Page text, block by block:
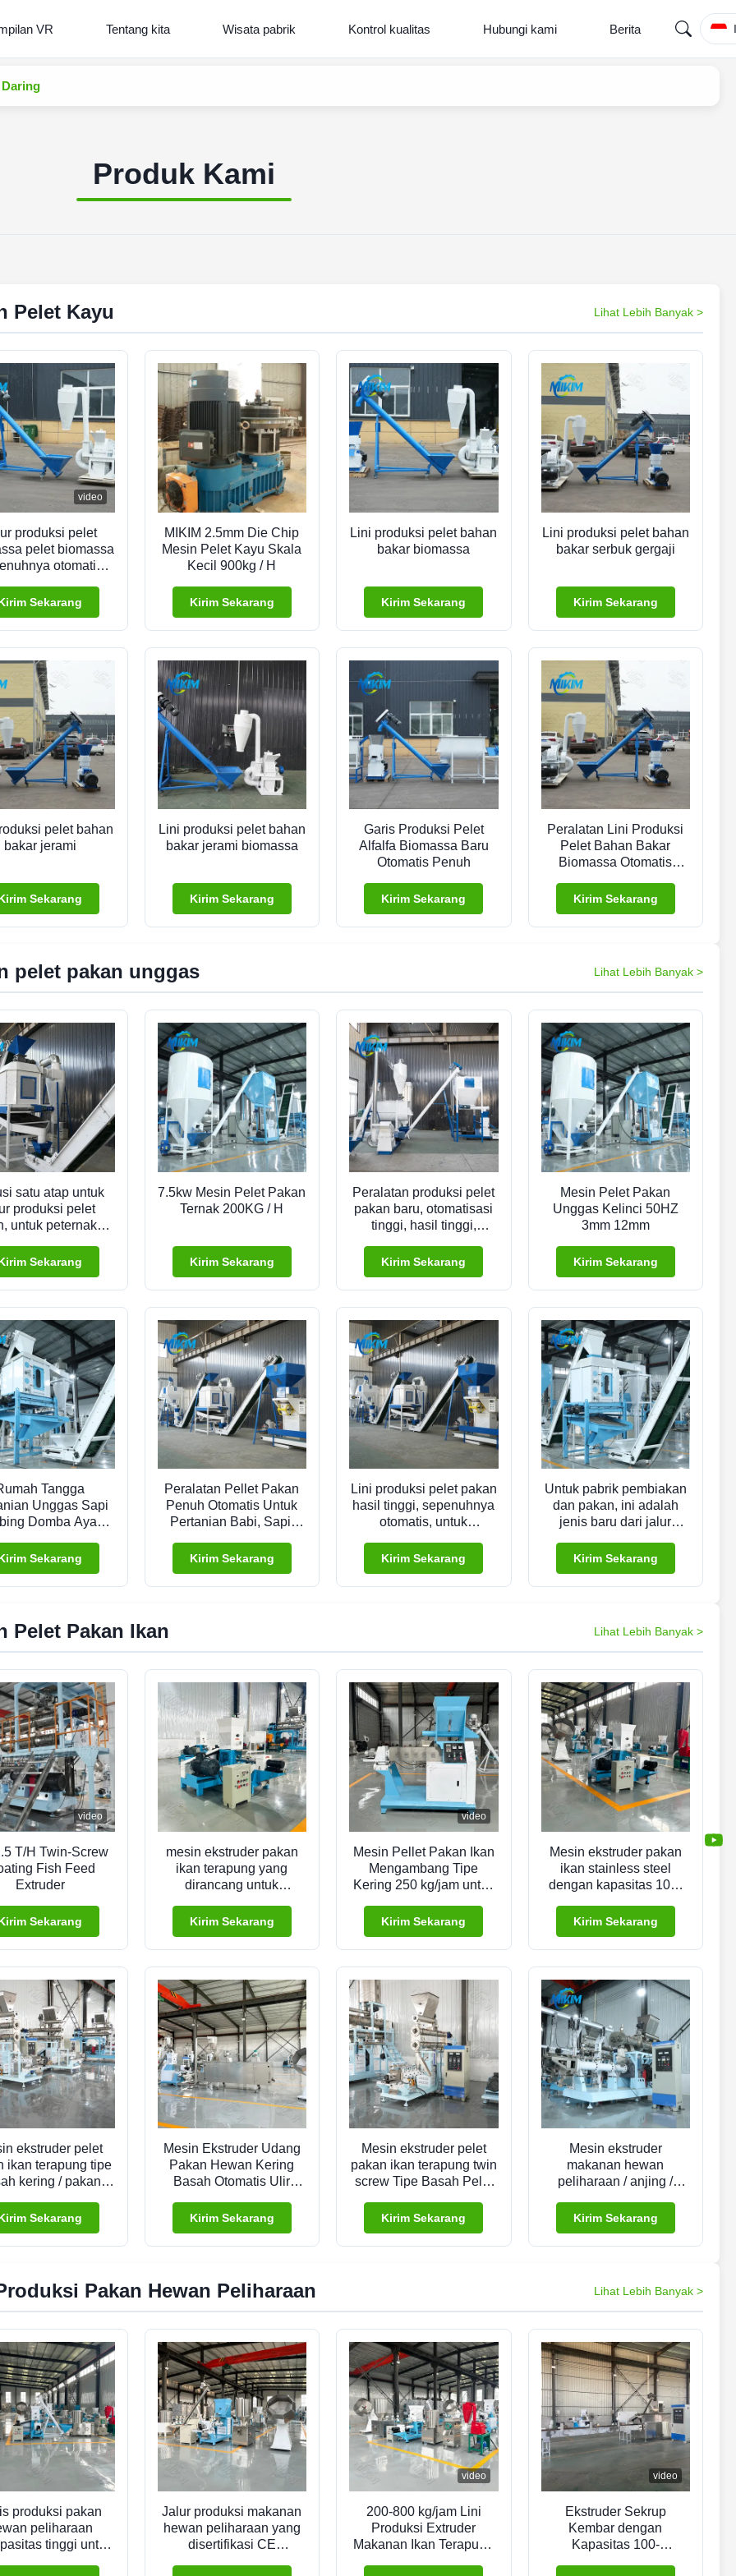
VR Tentang kita Wisata pabrik Kontrol kualitas Hubungi kami Berita
Produk Kami
Pelet Kayu Lihat Lebih Banyak >
video
produksi pelet
pelet biomassa
otomatis
Sekarang
MIKIM 2.5mm Die Chip
Mesin Pelet Kayu Skala
Kecil 900kg / H
Kirim Sekarang
Lini produksi pelet bahan
bakar biomassa
Kirim Sekarang
Lini produksi pelet bahan
bakar serbuk gergaji
Kirim Sekarang
pelet bahan
bakar jerami
Sekarang
Lini produksi pelet bahan
bakar jerami biomassa
Kirim Sekarang
Garis Produksi Pelet
Alfalfa Biomassa Baru
Otomatis Penuh
Kirim Sekarang
Peralatan Lini Produksi
Pelet Bahan Bakar
Biomassa Otomatis
Kirim Sekarang
pelet pakan unggas Lihat Lebih Banyak >
satu atap untuk
produksi pelet
untuk peternakan
ternak dan domba
Sekarang
7.5kw Mesin Pelet Pakan
Ternak 200KG / H
Kirim Sekarang
Peralatan produksi pelet
pakan baru, otomatisasi
tinggi, hasil tinggi,
biaya rendah.
Kirim Sekarang
Mesin Pelet Pakan
Unggas Kelinci 50HZ
3mm 12mm
Kirim Sekarang
Tangga
Unggas Sapi
Domba Ayam
Sekarang
Peralatan Pellet Pakan
Penuh Otomatis Untuk
Pertanian Babi, Sapi,
Unggas
Kirim Sekarang
Lini produksi pelet pakan
hasil tinggi, sepenuhnya
otomatis, untuk
produksi pelet pakan,
hasil tinggi dan biaya
rendah.
Kirim Sekarang
Untuk pabrik pembiakan
dan pakan, ini adalah
jenis baru dari jalur
sepenuhnya otomatis
dengan biaya rendah,
keuntungan tinggi dan
Kirim Sekarang
Pelet Pakan Ikan Lihat Lebih Banyak >
video
T/H Twin-Screw
Fish Feed
Extruder
Sekarang
mesin ekstruder pakan
ikan terapung yang
dirancang untuk
pakan ikan terapung dan
sederhana
menggunakan teknologi
ekstrusi sekrup kembar
Kirim Sekarang
video
Mesin Pellet Pakan Ikan
Mengambang Tipe
Kering 250 kg/jam untuk
Kirim Sekarang
Mesin ekstruder pakan
ikan stainless steel
dengan kapasitas 100-
terapung
Kirim Sekarang
ekstruder pelet
ikan terapung tipe
kering / pakan
Mesin Ekstruder
Ganda Sekrup
Tunggal
Sekarang
Mesin Ekstruder Udang
Pakan Hewan Kering
Basah Otomatis Ulir
Kirim Sekarang
Mesin ekstruder pelet
pakan ikan terapung twin
screw Tipe Basah Pelet
Penggunaan Rumah
Pompa Inti Bantalan
Roda Gigi
Kirim Sekarang
Mesin ekstruder
makanan hewan
peliharaan / anjing /
Mesin ekstruder
makanan hewan
peliharaan kering Mesin
mengambang Mesin
ekstruder pakan ikan
Kirim Sekarang
Pakan Hewan Peliharaan Lihat Lebih Banyak >
produksi pakan
peliharaan
tinggi untuk
Jalur produksi makanan
hewan peliharaan yang
disertifikasi CE
video
200-800 kg/jam Lini
Produksi Extruder
Makanan Ikan Terapung
video
Ekstruder Sekrup
Kembar dengan
Kapasitas 100-